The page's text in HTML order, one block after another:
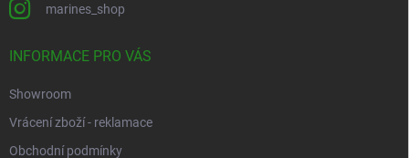
marines_shop
INFORMACE PRO VÁS
Showroom
Vrácení zboží - reklamace
Obchodní podmínky